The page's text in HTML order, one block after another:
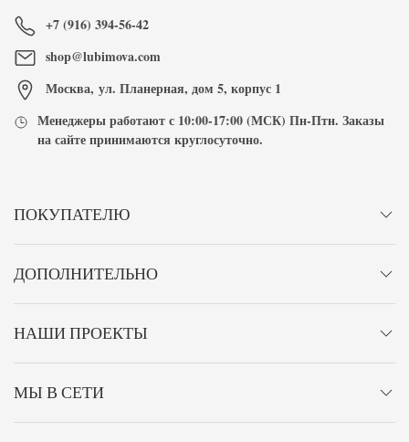
+7 (916) 394-56-42
shop@lubimova.com
Москва, ул. Планерная, дом 5, корпус 1
Менеджеры работают с 10:00-17:00(МСК) Пн-Птн. Заказы
на сайте принимаются круглосуточно.
ПОКУПАТЕЛЮ
ДОПОЛНИТЕЛЬНО
НАШИ ПРОЕКТЫ
МЫ В СЕТИ